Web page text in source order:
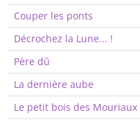
Couper les ponts
Décrochez la Lune... !
Père dû
La dernière aube
Le petit bois des Mouriaux